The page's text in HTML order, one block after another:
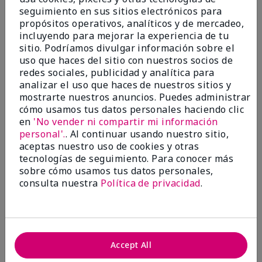
Marcar esta opinión
5
Satisfied
EnviadoHace 3 meses
por Keyrone
deLaBelle, FL
Evaluado en
marykay.com/en-us/
Since using MK products, my skin hasn't been as oily.
I've received compliments that my complexion has
Tyre, for introducing me to these products!
seguimiento en sus sitios electrónicos para
propósitos operativos, analíticos y de mercadeo,
incluyendo para mejorar la experiencia de tu
sitio. Podríamos divulgar información sobre el
uso que haces del sitio con nuestros socios de
redes sociales, publicidad y analítica para
analizar el uso que haces de nuestros sitios y
mostrarte nuestros anuncios. Puedes administrar
cómo usamos tus datos personales haciendo clic
en 'No vender ni compartir mi información
personal'.. Al continuar usando nuestro sitio,
aceptas nuestro uso de cookies y otras
tecnologías de seguimiento. Para conocer más
sobre cómo usamos tus datos personales,
consulta nuestra Política de privacidad.
Accept All